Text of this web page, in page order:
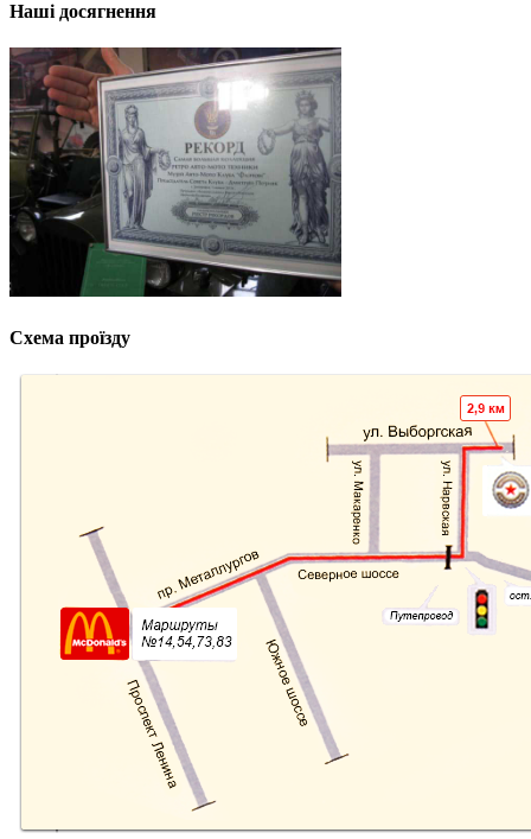
Наші досягнення
Схема проїзду